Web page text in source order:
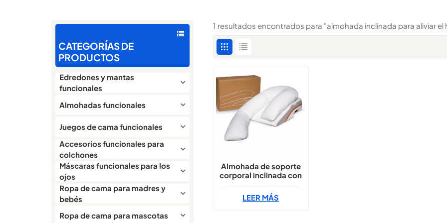
CATEGORÍAS DE
PRODUCTOS
Edredones y mantas
funcionales
Almohadas funcionales
Juegos de cama funcionales
Accesorios funcionales para
colchones
Máscaras funcionales para los
ojos
Ropa de cama para madres y
bebés
Ropa de cama para mascotas
1 resultados encontrados para "almohada inclinada para aliviar el
Almohada de soporte
corporal inclinada con
brazos para aliviar la
presión en los hombros.
LEER MÁS